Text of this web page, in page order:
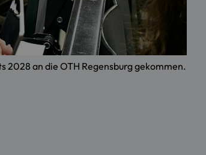
an die OTH Regensburg gekommen.